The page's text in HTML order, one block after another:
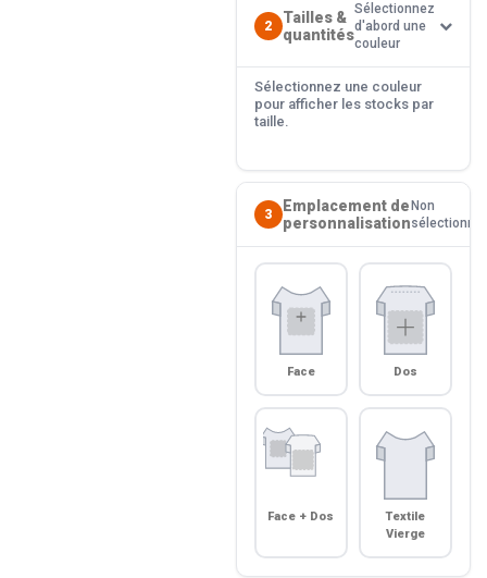
2
Tailles &
quantités
Sélectionnez
d'abord une
couleur
Sélectionnez une couleur
pour afficher les stocks par
taille.
3
Emplacement de
personnalisation
Non
sélectionné
Face Dos
Face + Dos
Textile
Vierge